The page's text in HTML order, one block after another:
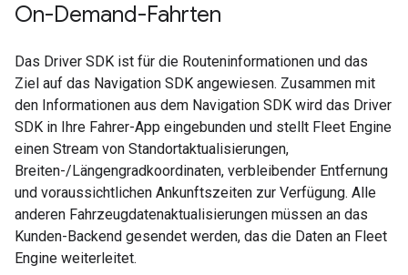
On-Demand-Fahrten
Das Driver SDK ist für die Routeninformationen und das
Ziel auf das Navigation SDK angewiesen. Zusammen mit
den Informationen aus dem Navigation SDK wird das Driver
SDK in Ihre Fahrer-App eingebunden und stellt Fleet Engine
einen Stream von Standortaktualisierungen,
Breiten-/Längengradkoordinaten, verbleibender Entfernung
und voraussichtlichen Ankunftszeiten zur Verfügung. Alle
anderen Fahrzeugdatenaktualisierungen müssen an das
Kunden-Backend gesendet werden, das die Daten an Fleet
Engine weiterleitet.